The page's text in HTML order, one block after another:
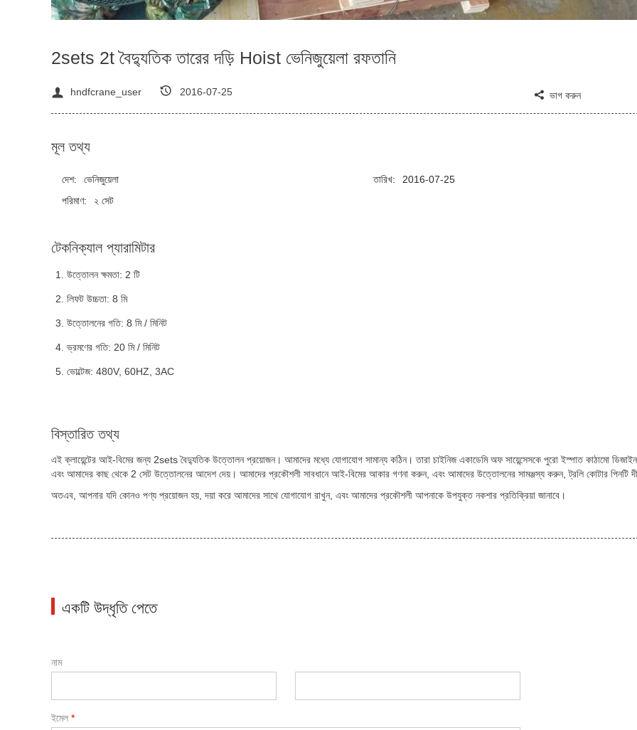
2sets 2t বৈদ্যুতিক তারের দড়ি Hoist ভেনিজুয়েলা রফতানি
hndfcrane_user 2016-07-25 ভাগ করুন
মূল তথ্য
দেশ: ভেনিজুয়েলা তারিখ:
2016-07-25
পরিমাণ:
২ সেট
টেকনিক্যাল প্যারামিটার
উত্তোলন ক্ষমতা: 2 টি
লিফট উচ্চতা: 8 মি
উত্তোলনের গতি: 8 মি / মিনিট
ভ্রমণের গতি: 20 মি / মিনিট
ভোল্টেজ: 480V, 60HZ, 3AC
বিস্তারিত তথ্য
এই ক্লায়েন্টের আই-বিমের জন্য 2sets বৈদ্যুতিক উত্তোলন প্রয়োজন। আমাদের মধ্যে যোগাযোগ সামান্য কঠিন। তারা চাইনিজ একাডেমি অফ সায়েন্সেসকে পুরো ইস্পাত কাঠামো
এবং আমাদের কাছ থেকে 2 সেট উত্তোলনের আদেশ দেয়। আমাদের প্রকৌশলী সাবধানে আই-বিমের আকার গণনা করুন, এবং আমাদের উত্তোলনের সামঞ্জস্য করুন, ট্রলি কোটার পিনটি
অতএব, আপনার যদি কোনও পণ্য প্রয়োজন হয়, দয়া করে আমাদের সাথে যোগাযোগ রাখুন, এবং আমাদের প্রকৌশলী আপনাকে উপযুক্ত নকশার প্রতিক্রিয়া জানাবে।
একটি উদ্ধৃতি পেতে
নাম
ইমেল *